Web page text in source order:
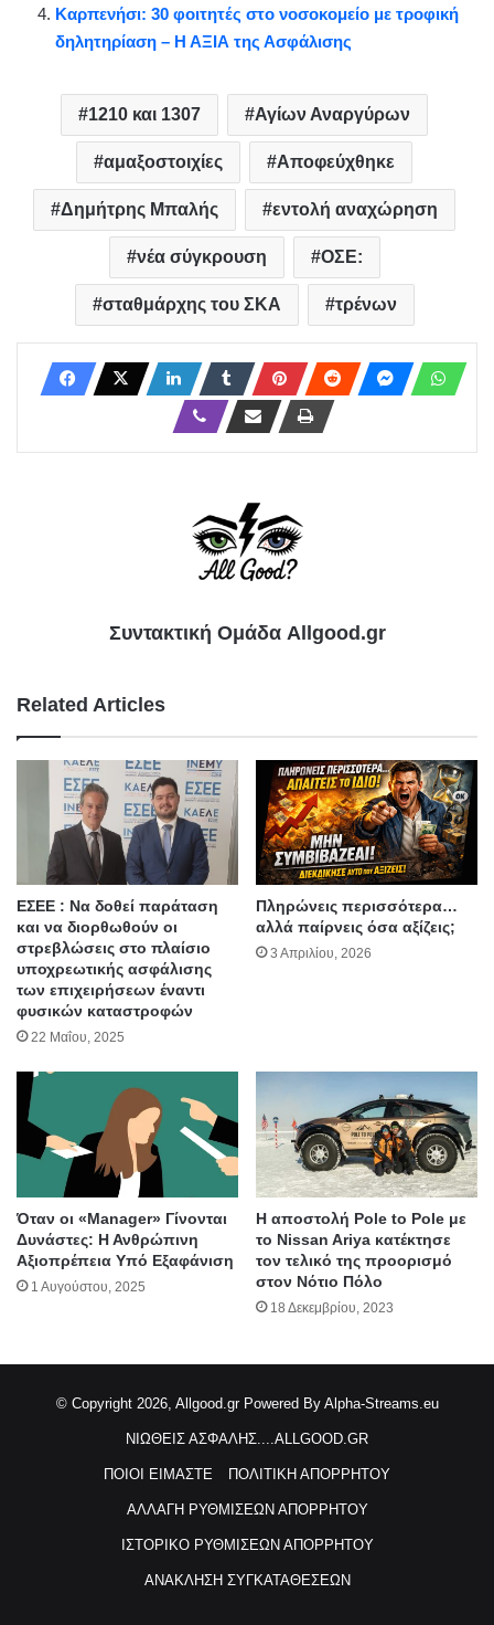
Καρπενήσι: 30 φοιτητές στο νοσοκομείο με τροφική
δηλητηρίαση – Η ΑΞΙΑ της Ασφάλισης
1210 και 1307 Αγίων Αναργύρων
αμαξοστοιχίες Αποφεύχθηκε
Δημήτρης Μπαλής εντολή αναχώρηση
νέα σύγκρουση ΟΣΕ:
σταθμάρχης του ΣΚΑ τρένων
Συντακτική Ομάδα Allgood.gr
Related Articles
ΕΣΕΕ : Να δοθεί παράταση
και να διορθωθούν οι
στρεβλώσεις στο πλαίσιο
υποχρεωτικής ασφάλισης
των επιχειρήσεων έναντι
φυσικών καταστροφών
22 Μαΐου, 2025
Πληρώνεις περισσότερα…
αλλά παίρνεις όσα αξίζεις;
3 Απριλίου, 2026
Όταν οι «Manager» Γίνονται
Δυνάστες: Η Ανθρώπινη
Αξιοπρέπεια Υπό Εξαφάνιση
1 Αυγούστου, 2025
H αποστολή Pole to Pole με
το Nissan Ariya κατέκτησε
τον τελικό της προορισμό
στον Νότιο Πόλο
18 Δεκεμβρίου, 2023
© Copyright 2026, Allgood.gr Powered By Alpha-Streams.eu
ΝΙΩΘΕΙΣ ΑΣΦΑΛΗΣ....ALLGOOD.GR
ΠΟΙΟΙ ΕΙΜΑΣΤΕ ΠΟΛΙΤΙΚΗ ΑΠΟΡΡΗΤΟΥ
ΑΛΛΑΓΗ ΡΥΘΜΙΣΕΩΝ ΑΠΟΡΡΗΤΟΥ
ΙΣΤΟΡΙΚΟ ΡΥΘΜΙΣΕΩΝ ΑΠΟΡΡΗΤΟΥ
ΑΝΑΚΛΗΣΗ ΣΥΓΚΑΤΑΘΕΣΕΩΝ